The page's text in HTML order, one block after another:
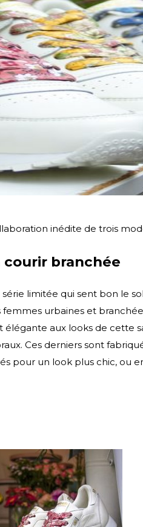
inédite de trois
courir branchée
limitée qui sent bon le
urbaines et
aux looks de cette
Ces derniers sont
pour un look plus chic, ou